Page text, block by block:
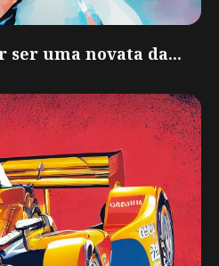
ser uma novata da...